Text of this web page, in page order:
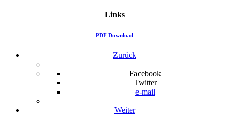
Links
PDF Download
Zurück
Facebook
Twitter
e-mail
Weiter